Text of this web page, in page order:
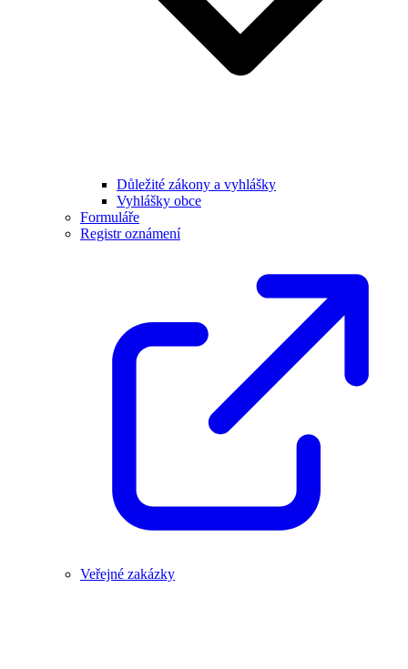
Důležité zákony a vyhlášky
Vyhlášky obce
Formuláře
Registr oznámení
Veřejné zakázky